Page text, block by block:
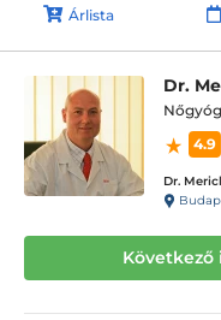
Árlista
Dr.
4.9
Dr.